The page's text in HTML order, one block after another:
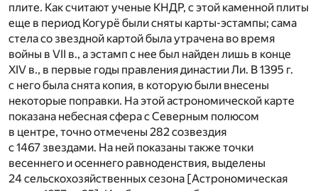
плите. Как считают ученые КНДР, с этой каменной плиты
еще в период Когурё были сняты карты-эстампы; сама
стела со звездной картой была утрачена во время
войны в VII в., а эстамп с нее был найден лишь в конце
XIV в., в первые годы правления династии Ли. В 1395 г.
с него была снята копия, в которую были внесены
некоторые поправки. На этой астрономической карте
показана небесная сфера с Северным полюсом
в центре, точно отмечены 282 созвездия
с 1467 звездами. На ней показаны также точки
весеннего и осеннего равноденствия, выделены
24 сельскохозяйственных сезона [Астрономическая